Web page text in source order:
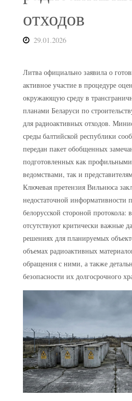
отходов
29.01.2026
Литва официально заявила о
активное участие в процедуре
окружающую среду в
планами Беларуси по
для радиоактивных отходов.
среды балтийской республики
передан пакет обобщенных
подготовленных как
ведомствами, так и
Ключевая претензия Вильнюса
недостаточной информативности
белорусской стороной протокола:
отсутствуют критически важные
решениях для планируемых
объемах радиоактивных
обращения с ними, а также
безопасности их долгосрочного